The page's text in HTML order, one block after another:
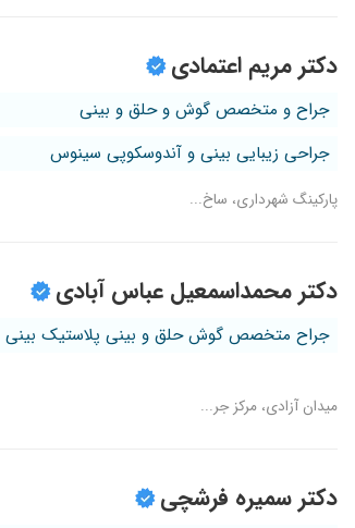
دکتر مریم اعتمادی
جراح و متخصص گوش و حلق و بینی
جراحی زیبایی بینی و آندوسکوپی سینوس
پارکینگ شهرداری، ساخ...
دکتر محمداسمعیل عباس آبادی
جراح متخصص گوش حلق و بینی پلاستیک بینی
میدان آزادی، مرکز جر...
دکتر سمیره فرشچی